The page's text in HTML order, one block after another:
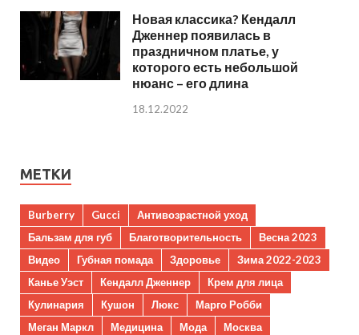
Новая классика? Кендалл
Дженнер появилась в
праздничном платье, у
которого есть небольшой
нюанс – его длина
18.12.2022
МЕТКИ
Burberry Gucci
Антивозрастной уход
Бальзам для губ
Благотворительность
Весна 2023
Видео
Губная помада Здоровье
Зима 2022-2023
Канье Уэст
Кендалл Дженнер
Крем для лица
Кулинария
Кушон Люкс
Марго Робби
Меган Маркл
Медицина Мода
Москва